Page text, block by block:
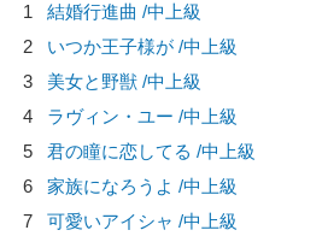
1
結婚行進曲 /中上級
2
いつか王子様が /中上級
3
美女と野獣 /中上級
4
ラヴィン・ユー /中上級
5
君の瞳に恋してる /中上級
6
家族になろうよ /中上級
7
可愛いアイシャ /中上級